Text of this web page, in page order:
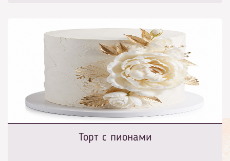
Торт с пионами